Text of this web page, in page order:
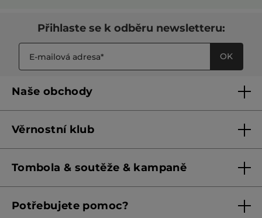
Přihlaste se k odběru newsletteru:
OK
Naše obchody
Franšízing
Věrnostní klub
Pravidla věrnostního klubu od 1. 6. 2026
Tombola & soutěže & kampaně
Podmínky aktuálních nabídek
Potřebujete pomoc?